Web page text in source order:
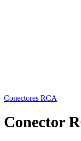
Conectores RCA
Conector